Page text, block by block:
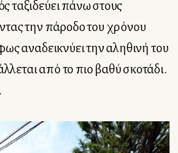
ταξιδεύει πάνω στους
την πάροδο του χρόνου
αναδεικνύει την αληθινή του
από το πιο βαθύ σκοτάδι.